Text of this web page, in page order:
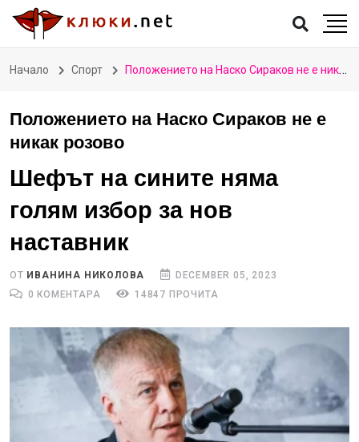
Начало Спорт Положението на Наско Сираков не е никак розово
Положението на Наско Сираков не е
никак розово
Шефът на сините няма
голям избор за нов
наставник
ОТ ИВАНИНА НИКОЛОВА
DECEMBER 05, 2023
0 КОМЕНТАРА
14847 ПРОЧИТА